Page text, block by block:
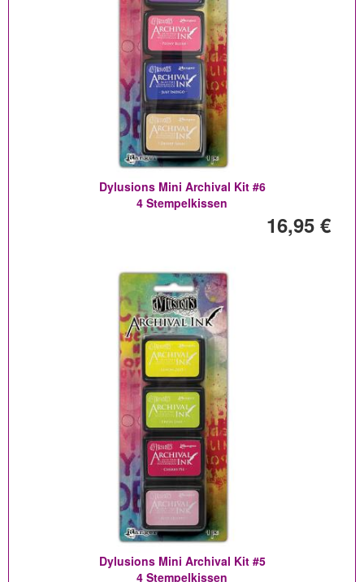
Dylusions Mini Archival Kit #6
4 Stempelkissen
16,95 €
Dylusions Mini Archival Kit #5
4 Stempelkissen